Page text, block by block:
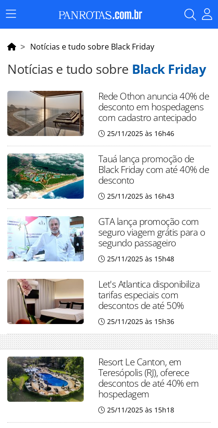
Menu
Principal
Notícias e tudo sobre Black Friday
Notícias e tudo sobre Black Friday
Rede Othon anuncia 40% de
desconto em hospedagens
com cadastro antecipado
25/11/2025 às 16h46
Tauá lança promoção de
Black Friday com até 40% de
desconto
25/11/2025 às 16h43
GTA lança promoção com
seguro viagem grátis para o
segundo passageiro
25/11/2025 às 15h48
Let's Atlantica disponibiliza
tarifas especiais com
descontos de até 50%
25/11/2025 às 15h36
Resort Le Canton, em
Teresópolis (RJ), oferece
descontos de até 40% em
hospedagem
25/11/2025 às 15h18